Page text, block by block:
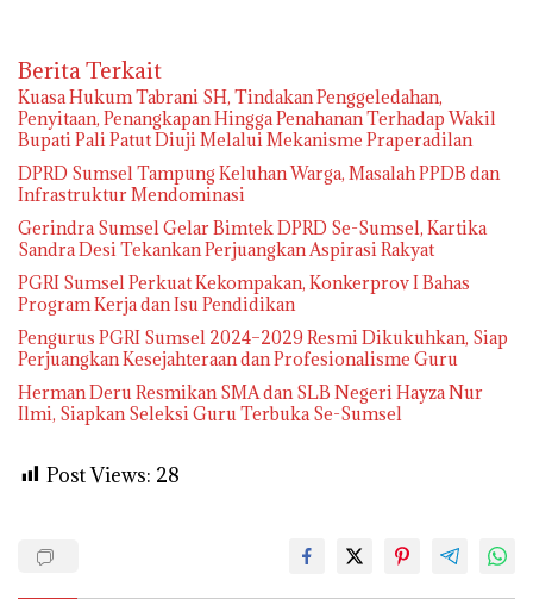
Berita Terkait
‎Kuasa Hukum Tabrani SH, Tindakan Penggeledahan,
Penyitaan, Penangkapan Hingga Penahanan Terhadap Wakil
Bupati Pali Patut Diuji Melalui Mekanisme Praperadilan
DPRD Sumsel Tampung Keluhan Warga, Masalah PPDB dan
Infrastruktur Mendominasi
Gerindra Sumsel Gelar Bimtek DPRD Se-Sumsel, Kartika
Sandra Desi Tekankan Perjuangkan Aspirasi Rakyat
PGRI Sumsel Perkuat Kekompakan, Konkerprov I Bahas
Program Kerja dan Isu Pendidikan
Pengurus PGRI Sumsel 2024–2029 Resmi Dikukuhkan, Siap
Perjuangkan Kesejahteraan dan Profesionalisme Guru
Herman Deru Resmikan SMA dan SLB Negeri Hayza Nur
Ilmi, Siapkan Seleksi Guru Terbuka Se-Sumsel
Post Views: 28